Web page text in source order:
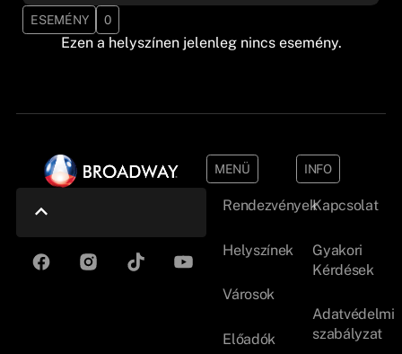
ESEMÉNY 0
Ezen a helyszínen jelenleg nincs esemény.
MENÜ
Rendezvények
Helyszínek
Városok
Előadók
INFO
Kapcsolat
Gyakori
Kérdések
Adatvédelmi
szabályzat